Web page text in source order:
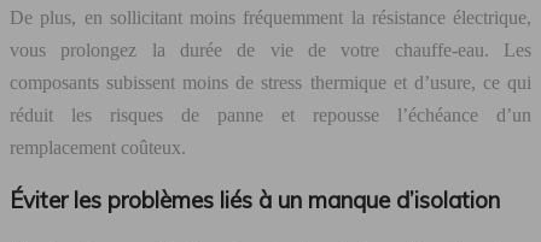
De plus, en sollicitant moins fréquemment la résistance électrique,
vous prolongez la durée de vie de votre chauffe-eau. Les
composants subissent moins de stress thermique et d’usure, ce qui
réduit les risques de panne et repousse l’échéance d’un
remplacement coûteux.
Éviter les problèmes liés à un manque d’isolation